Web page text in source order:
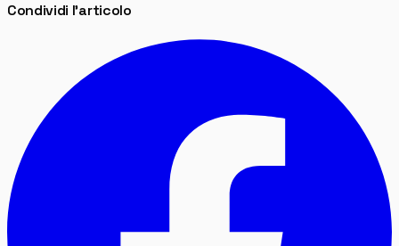
Condividi l'articolo